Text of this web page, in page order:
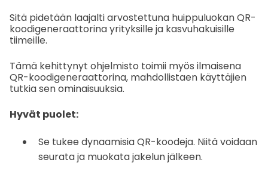
Sitä pidetään laajalti arvostettuna huippuluokan QR-
koodigeneraattorina yrityksille ja kasvuhakuisille
tiimeille.
Tämä kehittynyt ohjelmisto toimii myös ilmaisena
QR-koodigeneraattorina, mahdollistaen käyttäjien
tutkia sen ominaisuuksia.
Hyvät puolet:
Se tukee dynaamisia QR-koodeja. Niitä voidaan
seurata ja muokata jakelun jälkeen.